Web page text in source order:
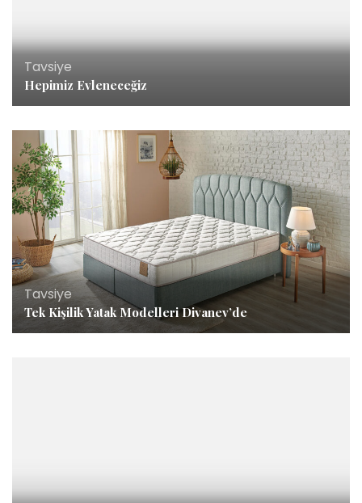
Tavsiye
Hepimiz Evleneceğiz
Tavsiye
Tek Kişilik Yatak Modelleri Divanev’de